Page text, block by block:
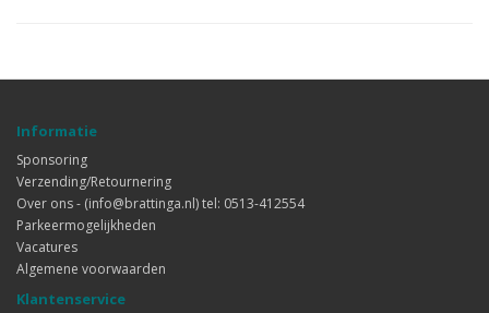
Informatie
Sponsoring
Verzending/Retournering
Over ons - (info@brattinga.nl) tel: 0513-412554
Parkeermogelijkheden
Vacatures
Algemene voorwaarden
Klantenservice